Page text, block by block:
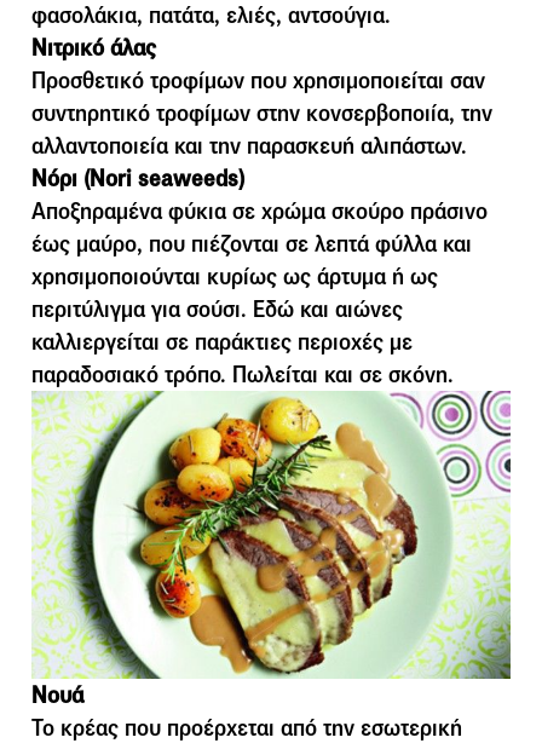
φασολάκια, πατάτα, ελιές, αντσούγια.
Νιτρικό άλας
Προσθετικό τροφίμων που χρησιμοποιείται σαν
συντηρητικό τροφίμων στην κονσερβοποιία, την
αλλαντοποιεία και την παρασκευή αλιπάστων.
Νόρι (Nori seaweeds)
Αποξηραµένα φύκια σε χρώµα σκούρο πράσινο
έως µαύρο, που πιέζονται σε λεπτά φύλλα και
χρησιµοποιούνται κυρίως ως άρτυµα ή ως
περιτύλιγµα για σούσι. Εδώ και αιώνες
καλλιεργείται σε παράκτιες περιοχές με
παραδοσιακό τρόπο. Πωλείται και σε σκόνη.
Νουά
Το κρέας που προέρχεται από την εσωτερική